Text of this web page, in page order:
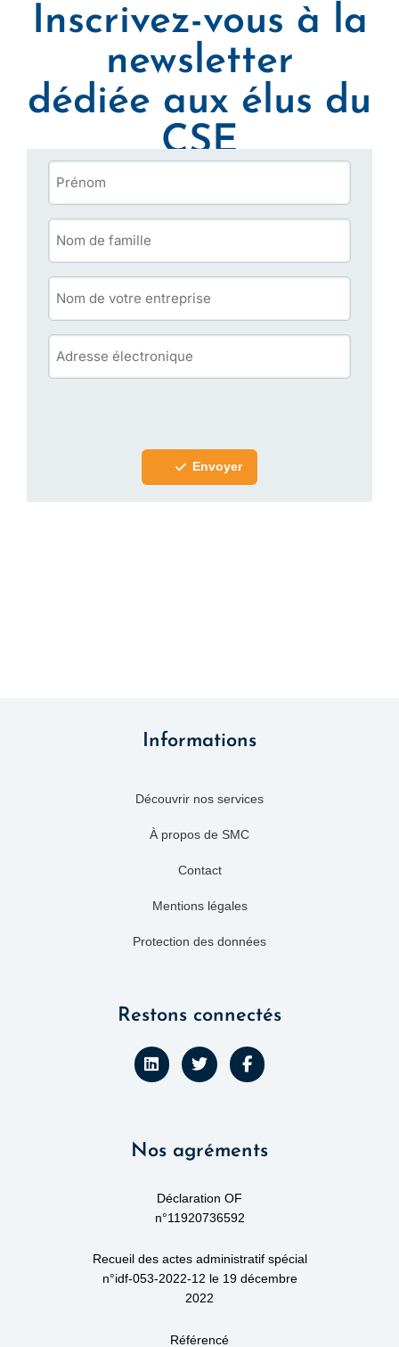
Inscrivez-vous à la
newsletter
dédiée aux élus du
CSE
Envoyer
Informations
Découvrir nos services
À propos de SMC
Contact
Mentions légales
Protection des données
Restons connectés
L
i
n
i
T
w
i
r
F
a
c
o
Nos agréments
Déclaration OF
n°11920736592
Recueil des actes administratif spécial
n°idf-053-2022-12 le 19 décembre
2022
Référencé